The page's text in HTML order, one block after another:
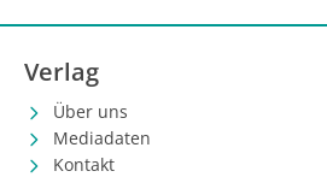
Verlag
Über uns
Mediadaten
Kontakt